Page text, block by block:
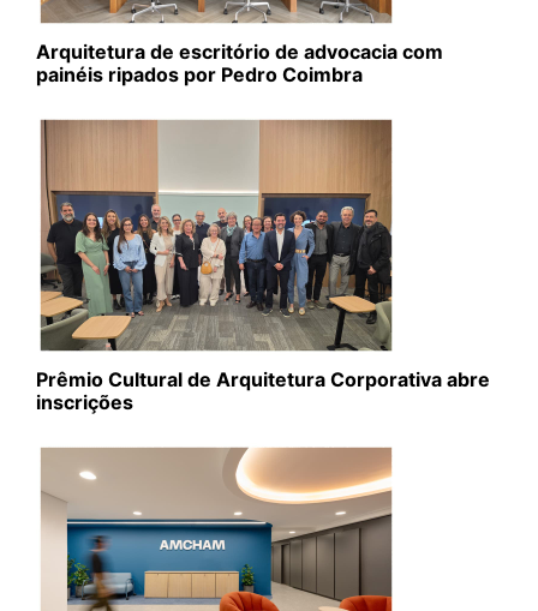
Arquitetura de escritório de advocacia com
painéis ripados por Pedro Coimbra
Prêmio Cultural de Arquitetura Corporativa abre
inscrições